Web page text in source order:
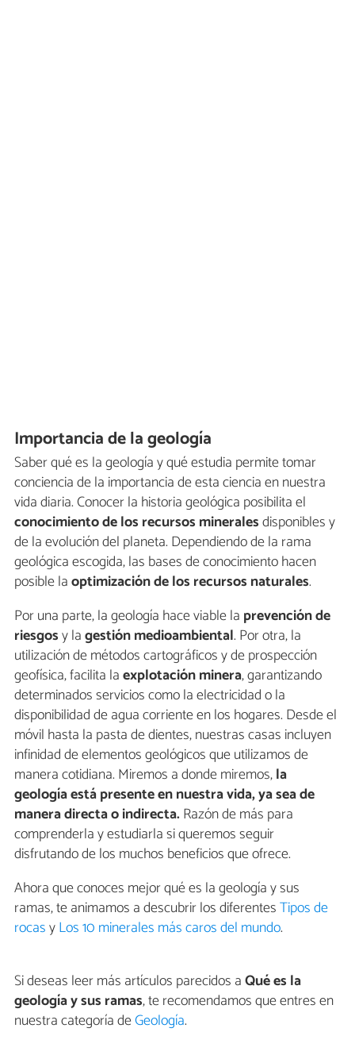
Importancia de la geología
Saber qué es la geología y qué estudia permite tomar
conciencia de la importancia de esta ciencia en nuestra
vida diaria. Conocer la historia geológica posibilita el
conocimiento de los recursos mineralesdisponibles y
de la evolución del planeta. Dependiendo de la rama
geológica escogida, las bases de conocimiento hacen
posible laoptimización de los recursos naturales.
Por una parte, la geología hace viable la prevención de
riesgosy lagestión medioambiental. Por otra, la
utilización de métodos cartográficos y de prospección
geofísica, facilita laexplotación minera, garantizando
determinados servicios como la electricidad o la
disponibilidad de agua corriente en los hogares. Desde el
móvil hasta la pasta de dientes, nuestras casas incluyen
infinidad de elementos geológicos que utilizamos de
manera cotidiana. Miremos a donde miremos,la
geología está presente en nuestra vida, ya sea de
manera directa o indirecta.Razón de más para
comprenderla y estudiarla si queremos seguir
disfrutando de los muchos beneficios que ofrece.
Ahora que conoces mejor qué es la geología y sus
ramas, te animamos a descubrir los diferentesTipos de
rocasyLos 10 minerales más caros del mundo.
Si deseas leer más artículos parecidos aQué es la
geología y sus ramas, te recomendamos que entres en
nuestra categoría deGeología.